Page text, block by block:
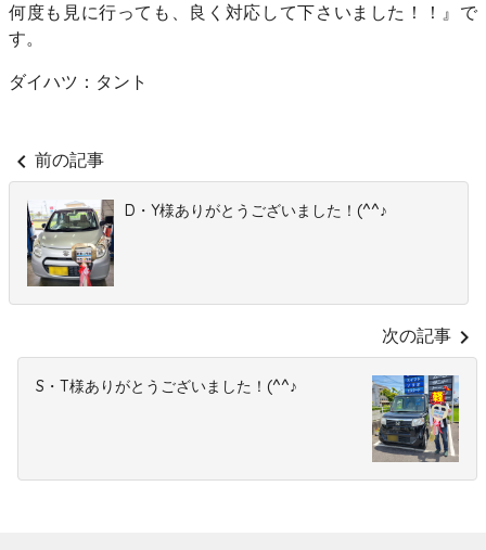
何度も見に行っても、良く対応して下さいました！！』で
す。
ダイハツ：タント
chevron_left 前の記事
D・Y様ありがとうございました！(^^♪
次の記事 chevron_right
S・T様ありがとうございました！(^^♪